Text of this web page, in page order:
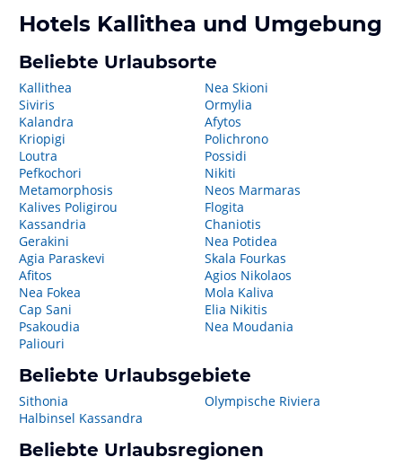
Hotels Kallithea und Umgebung
Beliebte Urlaubsorte
Kallithea
Siviris
Kalandra
Kriopigi
Loutra
Pefkochori
Metamorphosis
Kalives Poligirou
Kassandria
Gerakini
Agia Paraskevi
Afitos
Nea Fokea
Cap Sani
Psakoudia
Paliouri
Nea Skioni
Ormylia
Afytos
Polichrono
Possidi
Nikiti
Neos Marmaras
Flogita
Chaniotis
Nea Potidea
Skala Fourkas
Agios Nikolaos
Mola Kaliva
Elia Nikitis
Nea Moudania
Beliebte Urlaubsgebiete
Sithonia
Halbinsel Kassandra
Olympische Riviera
Beliebte Urlaubsregionen